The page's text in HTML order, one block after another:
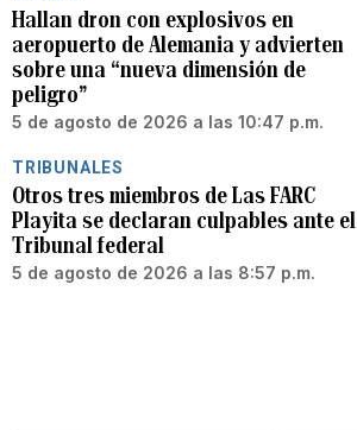
Hallan dron con explosivos en
aeropuerto de Alemania y advierten
sobre una “nueva dimensión de
peligro”
5 de agosto de 2026 a las 10:47 p.m.
TRIBUNALES
Otros tres miembros de Las FARC
Playita se declaran culpables ante el
Tribunal federal
5 de agosto de 2026 a las 8:57 p.m.